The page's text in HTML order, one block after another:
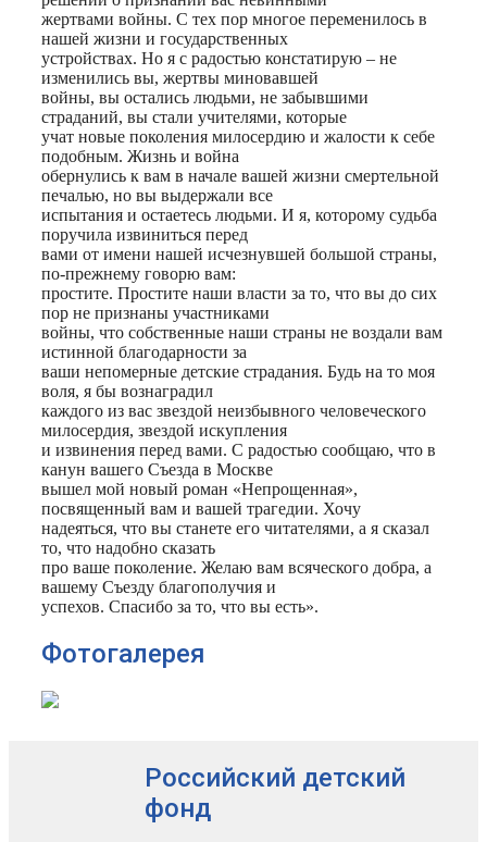
жертвами войны. С тех пор многое переменилось в
нашей жизни и государственных
устройствах. Но я с радостью констатирую – не
изменились вы, жертвы миновавшей
войны, вы остались людьми, не забывшими
страданий, вы стали учителями, которые
учат новые поколения милосердию и жалости к себе
подобным. Жизнь и война
обернулись к вам в начале вашей жизни смертельной
печалью, но вы выдержали все
испытания и остаетесь людьми. И я, которому судьба
поручила извиниться перед
вами от имени нашей исчезнувшей большой страны,
по-прежнему говорю вам:
простите. Простите наши власти за то, что вы до сих
пор не признаны участниками
войны, что собственные наши страны не воздали вам
истинной благодарности за
ваши непомерные детские страдания. Будь на то моя
воля, я бы вознаградил
каждого из вас звездой неизбывного человеческого
милосердия, звездой искупления
и извинения перед вами. С радостью сообщаю, что в
канун вашего Съезда в Москве
вышел мой новый роман «Непрощенная»,
посвященный вам и вашей трагедии. Хочу
надеяться, что вы станете его читателями, а я сказал
то, что надобно сказать
про ваше поколение. Желаю вам всяческого добра, а
вашему Съезду благополучия и
успехов. Спасибо за то, что вы есть».
Фотогалерея
Российский детский
фонд